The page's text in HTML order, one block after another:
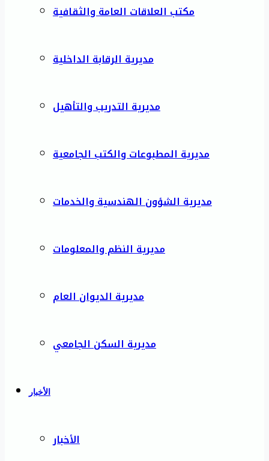
مكتب العلاقات العامة والثقافية
مديرية الرقابة الداخلية
مديرية التدريب والتأهيل
مديرية المطبوعات والكتب الجامعية
مديرية الشؤون الهندسية والخدمات
مديرية النظم والمعلومات
مديرية الديوان العام
مديرية السكن الجامعي
الأخبار
الأخبار